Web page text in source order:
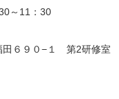
～11：30
田６９０−１ 第2研修室